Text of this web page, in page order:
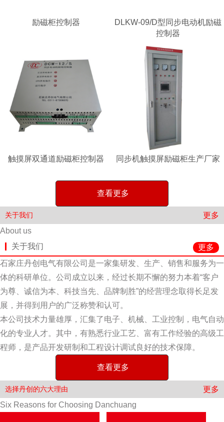
励磁柜控制器
DLKW-09/D型同步电动机励磁
控制器
触摸屏双通道励磁柜控制器 同步机触摸屏励磁柜生产厂家
查看更多
关于我们
更多
About us
关于我们
更多
石家庄丹创电气有限公司是一家集研发、生产、销售和服务为一
体的科研单位。公司成立以来，经过长期不懈的努力本着“客户
为尊、诚信为本、科技当先、品牌制胜”的经营理念取得长足发
展，并得到用户的广泛称赞和认可。
本公司技术力量雄厚，汇集了电子、机械、工业控制，电气自动
化的专业人才。其中，有熟悉行业工艺、富有工作经验的高级工
程师，是产品开发研制和工程设计调试良好的技术保障。
查看更多
选择丹创的六大理由
更多
Six Reasons for Choosing Danchuang